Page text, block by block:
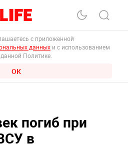
с приложенной
данных и с использованием
Политике.
ОК
погиб при
в